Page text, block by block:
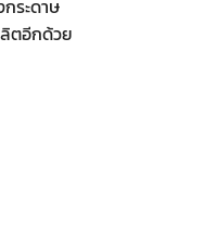
ระดาษ
ตอีกด้วย